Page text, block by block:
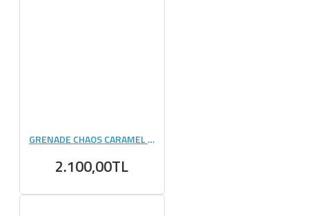
GRENADE CHAOS CARAMEL PROTEIN BAR 60 GR 12 ADET
2.100,00TL